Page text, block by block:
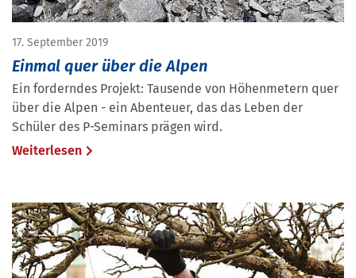
17. September 2019
Einmal quer über die Alpen
Ein forderndes Projekt: Tausende von Höhenmetern quer
über die Alpen - ein Abenteuer, das das Leben der
Schüler des P-Seminars prägen wird.
Weiterlesen